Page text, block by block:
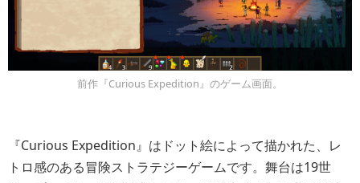
前作『Curious Expedition』のゲーム画面。
『Curious Expedition』はドット絵によって描かれた、レ
トロ感のある冒険ストラテジーゲームです。舞台は19世